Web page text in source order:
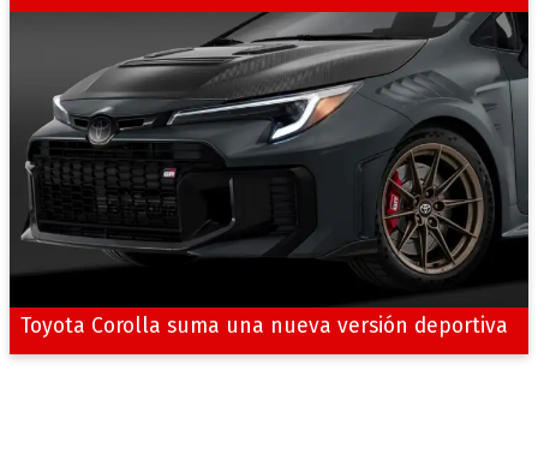
Toyota Corolla suma una nueva versión deportiva